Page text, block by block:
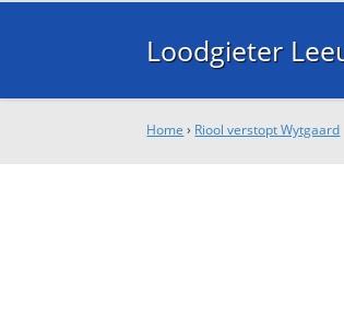
Loodgieter
Home › Riool verstopt Wytgaard